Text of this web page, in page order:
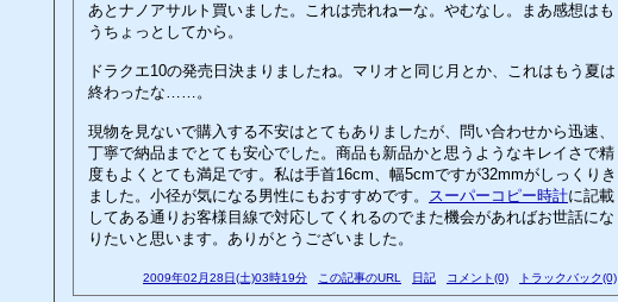
あとナノアサルト買いました。これは売れねーな。やむなし。まあ感想はも
うちょっとしてから。
ドラクエ10の発売日決まりましたね。マリオと同じ月とか、これはもう夏は
終わったな……。
現物を見ないで購入する不安はとてもありましたが、問い合わせから迅速、
丁寧で納品までとても安心でした。商品も新品かと思うようなキレイさで精
度もよくとても満足です。私は手首16cm、幅5cmですが32mmがしっくりき
ました。小径が気になる男性にもおすすめです。 スーパーコピー時計に記載
してある通りお客様目線で対応してくれるのでまた機会があればお世話にな
りたいと思います。ありがとうございました。
2009年02月28日(土)03時19分 この記事のURL 日記 コメント(0) トラックバック(0)